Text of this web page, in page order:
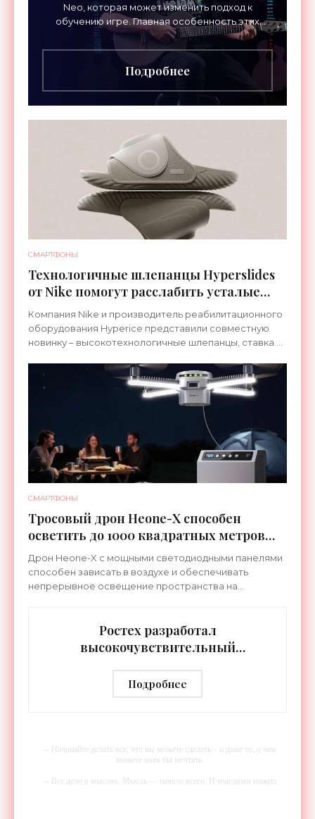
Neo, которая может изменить подход к
обучению игре. Главная особенность этих
инструментов – встроенная RGB-подсветка
грифа. Светодиоды
Подробнее
СМАРТФОНЫ
Технологичные шлепанцы Hyperslides
от Nike помогут расслабить усталые
ноги после тренировки - «Гаджеты»
Компания Nike и производитель реабилитационного
оборудования Hyperice представили совместную
новинку – высокотехнологичные шлепанцы, ставка в
СМАРТФОНЫ
Тросовый дрон Heone-X способен
осветить до 1000 квадратных метров
земли - «Беспилотники»
Дрон Heone-X с мощными светодиодными панелями
способен зависать в воздухе и обеспечивать
непрерывное освещение пространства на
Ростех разработал
высокочувствительный
дальностью распознавания до 2 км
- «Гаджеты»
Подробнее
-- Начинайте делать все, что вы можете сделать – и даже то, о чем
можете хотя бы мечтать.
-- Все дело в мыслях. Мысль — начало всего. И мыслями можно